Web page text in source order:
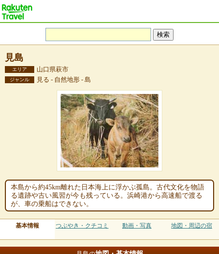
見島
エリア 山口県萩市
ジャンル 見る - 自然地形 - 島
本島から約45km離れた日本海上に浮かぶ孤島。古代文化を物語
る遺跡や古い風習が今も残っている。浜崎港から高速船で渡る
が、車の乗船はできない。
基本情報 つぶやき・クチコミ 動画・写真 地図・周辺の宿